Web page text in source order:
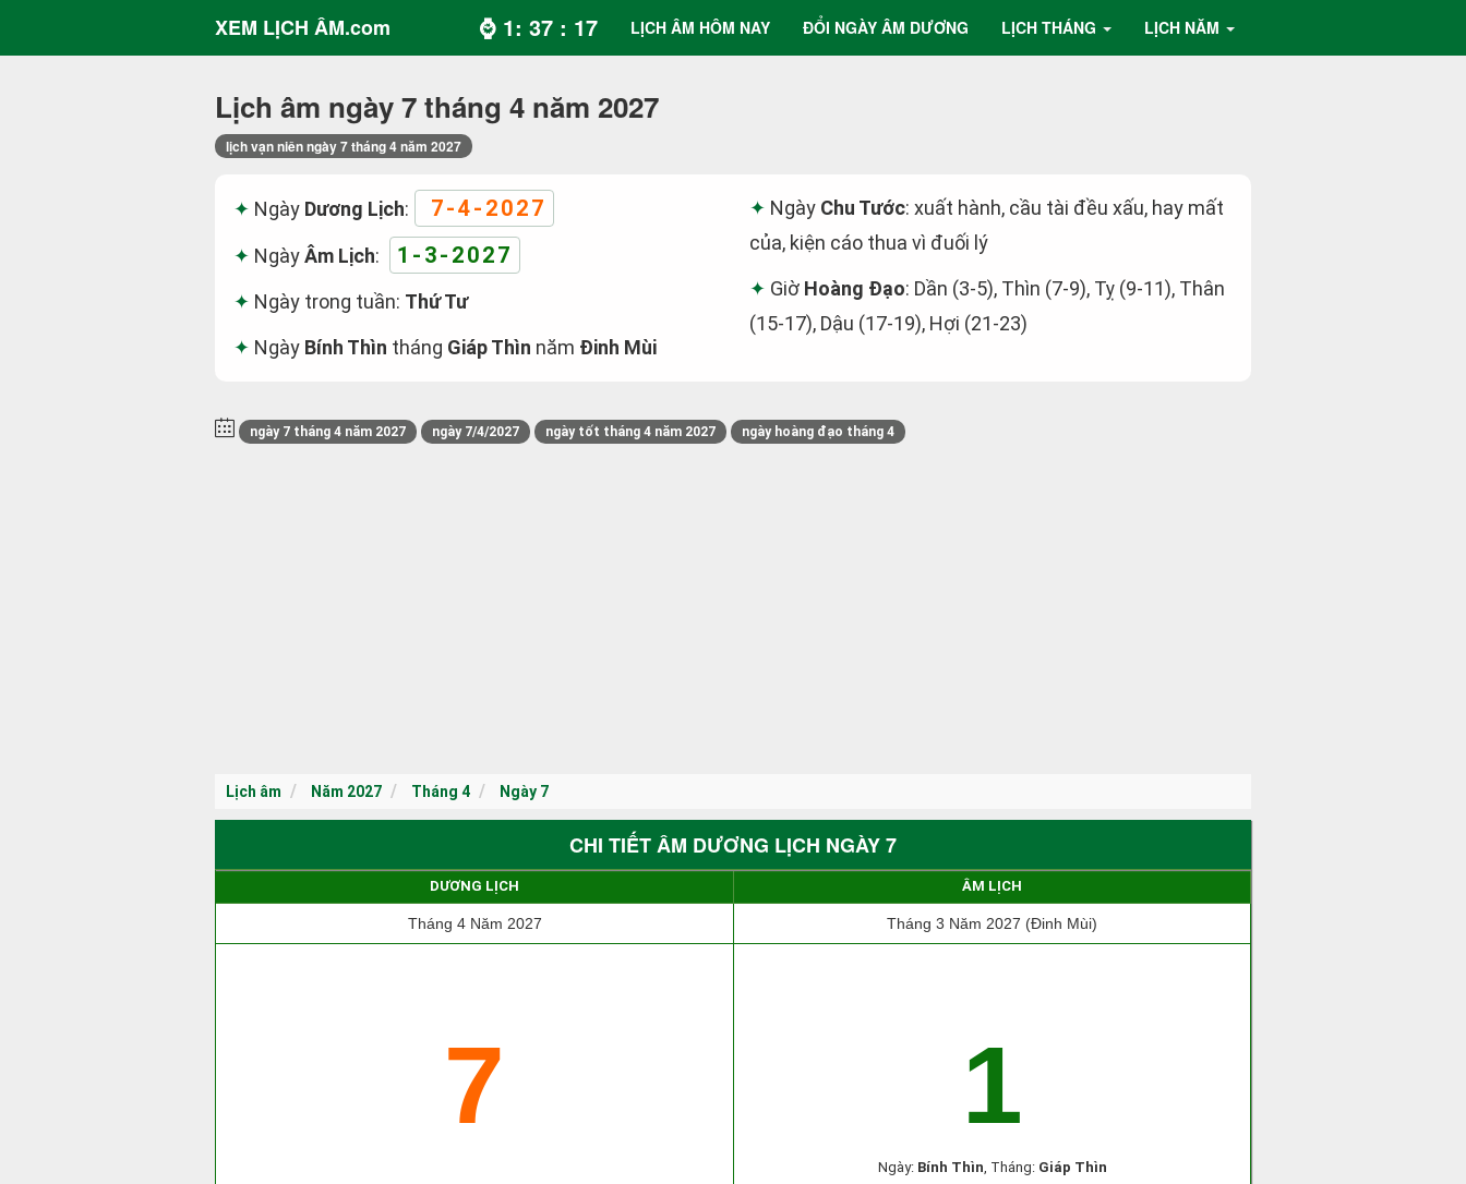
XEM LỊCH ÂM.com ⌚ 1: 37 : 18 LỊCH ÂM HÔM NAY ĐỔI NGÀY ÂM DƯƠNG LỊCH THÁNG LỊCH NĂM
Lịch âm ngày 7 tháng 4 năm 2027
lịch vạn niên ngày 7 tháng 4 năm 2027
Ngày Dương Lịch: 7-4-2027
NgàyÂm Lịch: 1-3-2027
Ngày trong tuần: Thứ Tư
Ngày Bính Thìn tháng Giáp Thìn năm Đinh Mùi
Ngày Chu Tước: xuất hành, cầu tài đều xấu, hay mất
của, kiện cáo thua vì đuối lý
Giờ Hoàng Đạo: Dần (3-5), Thìn (7-9), Tỵ (9-11), Thân
(15-17), Dậu (17-19), Hợi (21-23)
ngày 7 tháng 4 năm 2027 ngày 7/4/2027 ngày tốt tháng 4 năm 2027 ngày hoàng đạo tháng 4
Lịch âm Năm 2027 Tháng 4 Ngày 7
CHI TIẾT ÂM DƯƠNG LỊCH NGÀY 7
DƯƠNG LỊCH ÂM LỊCH
Tháng 4 Năm 2027 Tháng 3 Năm 2027 (Đinh Mùi)
7 1
Ngày: Bính Thìn, Tháng: Giáp Thìn